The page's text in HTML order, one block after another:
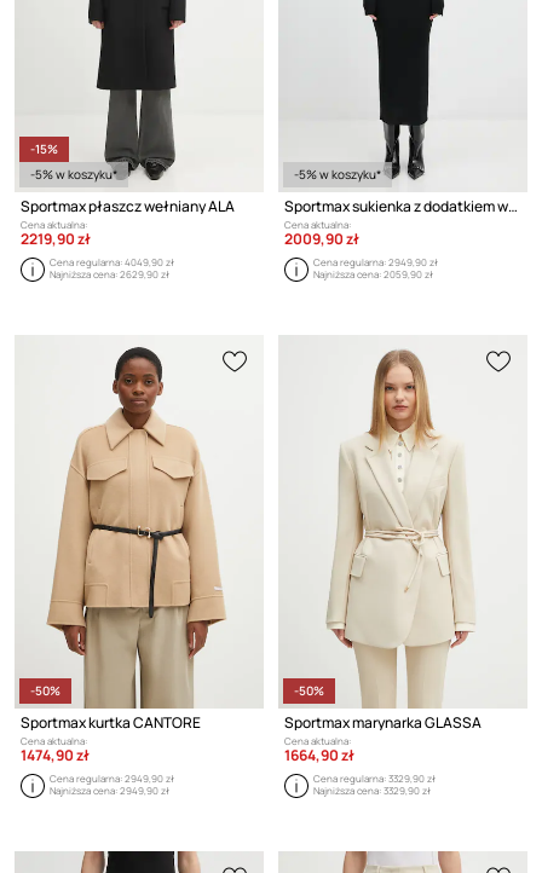
-15%
-5% w koszyku*
Sportmax płaszcz wełniany ALA
Cena aktualna:
2219,90 zł
Cena regularna:4049,90 zł
Najniższa cena:2629,90 zł
-5% w koszyku*
Sportmax sukienka z dodatkiem wełny GARIBO
Cena aktualna:
2009,90 zł
Cena regularna:2949,90 zł
Najniższa cena:2059,90 zł
-50%
Sportmax kurtka CANTORE
Cena aktualna:
1474,90 zł
Cena regularna:2949,90 zł
Najniższa cena:2949,90 zł
-50%
Sportmax marynarka GLASSA
Cena aktualna:
1664,90 zł
Cena regularna:3329,90 zł
Najniższa cena:3329,90 zł